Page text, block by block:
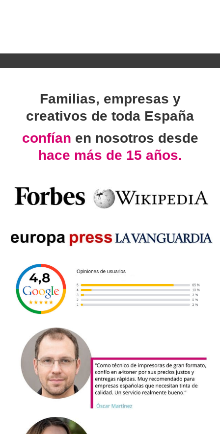
Familias, empresas y
creativos de toda España
confían en nosotros desde
hace más de 15 años.